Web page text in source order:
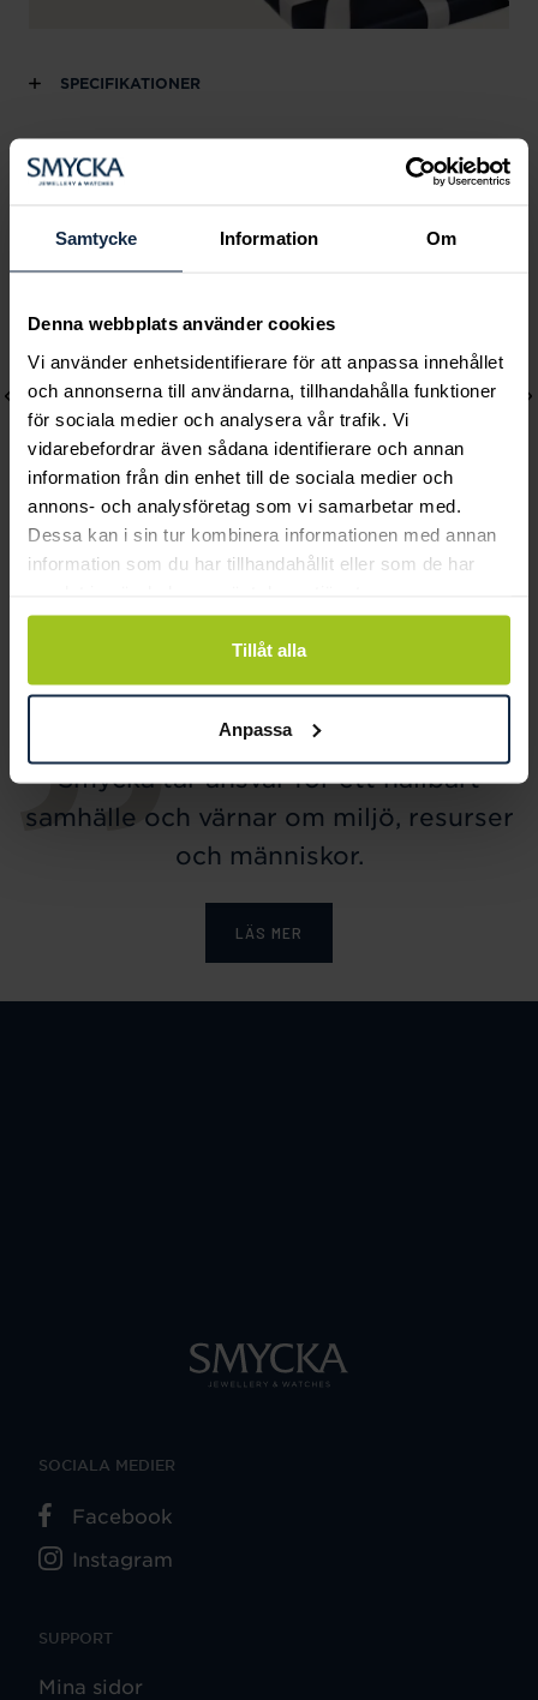
Samtycke Information Om
Denna webbplats använder cookies
Vi använder enhetsidentifierare för att anpassa innehållet
och annonserna till användarna, tillhandahålla funktioner
för sociala medier och analysera vår trafik. Vi
vidarebefordrar även sådana identifierare och annan
information från din enhet till de sociala medier och
annons- och analysföretag som vi samarbetar med.
Dessa kan i sin tur kombinera informationen med annan
information som du har tillhandahållit eller som de har
Tillåt alla
Anpassa
SPECIFIKATIONER
Andra köpte också
Lily and Rose
Mockberg
Smycka tar ansvar för ett hållbart
samhälle och värnar om miljö, resurser
och människor.
LÄS MER
SUPPORT
Mina sidor
SOCIALA MEDIER
Facebook
Instagram